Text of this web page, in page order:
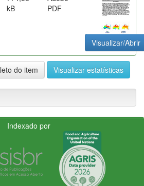
kB
PDF
Visualizar/Abrir
do item Visualizar estatísticas
Indexado por